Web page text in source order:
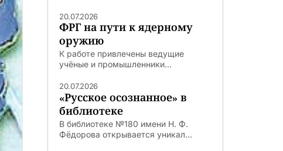
20.07.2026
ФРГ на пути к ядерному
оружию
К работе привлечены ведущие
учёные и промышленники...
20.07.2026
«Русское осознанное» в
библиотеке
В библиотеке №180 имени Н. Ф.
Фёдорова открывается уникал...